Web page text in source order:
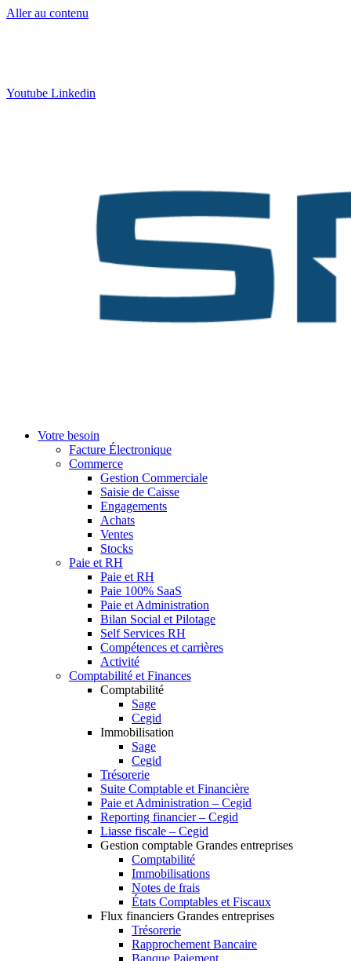
Aller au contenu
Youtube Linkedin
Votre besoin
Facture Électronique
Commerce
Gestion Commerciale
Saisie de Caisse
Engagements
Achats
Ventes
Stocks
Paie et RH
Paie et RH
Paie 100% SaaS
Paie et Administration
Bilan Social et Pilotage
Self Services RH
Compétences et carrières
Activité
Comptabilité et Finances
Comptabilité
Sage
Cegid
Immobilisation
Sage
Cegid
Trésorerie
Suite Comptable et Financière
Paie et Administration – Cegid
Reporting financier – Cegid
Liasse fiscale – Cegid
Gestion comptable Grandes entreprises
Comptabilité
Immobilisations
Notes de frais
États Comptables et Fiscaux
Flux financiers Grandes entreprises
Trésorerie
Rapprochement Bancaire
Banque Paiement